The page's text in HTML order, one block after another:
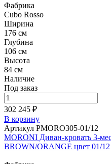
Фабрика
Cubo Rosso
Ширина
176 см
Глубина
106 см
Высота
84 см
Наличие
Под заказ
302 245 ₽
В корзину
Артикул PMORO305-01/12
MORONI Диван-кровать 3-
BROWN/ORANGE цвет 01/12